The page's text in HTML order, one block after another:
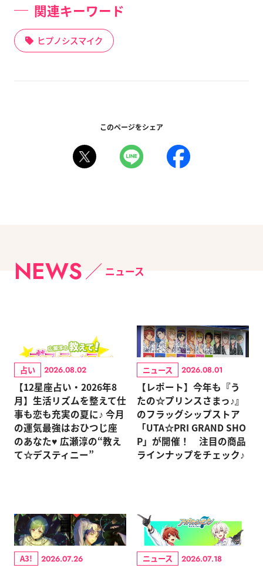
関連キーワード
ヒプノシスマイク
このページをシェア
NEWS ニュース
占い 2026.08.02
【12星座占い・2026年8
月】生活リズムを整えて仕
事も恋も充実の夏に♪ 今月
の運気最強はおひつじ座
のあなた♥ 広瀬淳の“教え
て☆デスティニー”
ニュース 2026.08.01
【レポート】今年も『う
たの☆プリンスさまっ♪』
のフラッグシップストア
「UTA☆PRI GRAND SHO
P」が開催！ 注目の商品
ラインナップをチェック♪
A3! 2026.07.26 ニュース 2026.07.18